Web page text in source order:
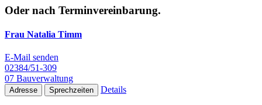
Oder nach Terminvereinbarung.
Frau Natalia Timm
E-Mail senden
02384/51-309
07 Bauverwaltung
Adresse Sprechzeiten Details